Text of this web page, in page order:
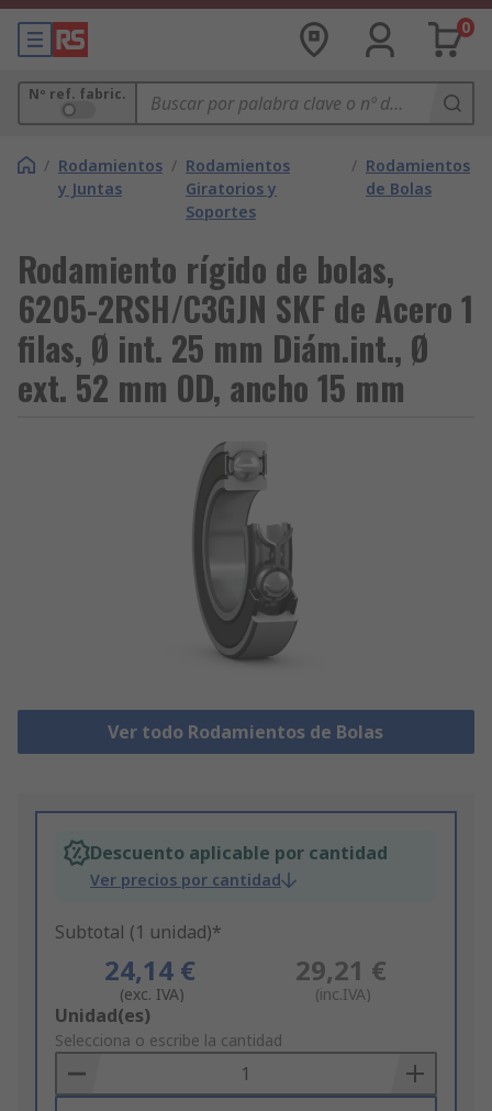
0
Nº ref. fabric.
/ Rodamientos
y Juntas
/ Rodamientos
Giratorios y
Soportes
/ Rodamientos
de Bolas
Rodamiento rígido de bolas,
6205-2RSH/C3GJN SKF de Acero 1
filas, Ø int. 25 mm Diám.int., Ø
ext. 52 mm OD, ancho 15 mm
Ver todo Rodamientos de Bolas
Descuento aplicable por cantidad
Ver precios por cantidad
Subtotal (1 unidad)*
24,14 €
(exc. IVA)
29,21 €
(inc.IVA)
Add
to
Basket
Unidad(es)
Selecciona o escribe la cantidad